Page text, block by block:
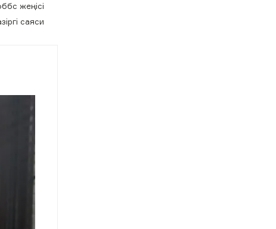
жеңісі
саяси